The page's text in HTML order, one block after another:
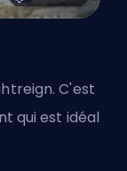
C'est
qui est idéal